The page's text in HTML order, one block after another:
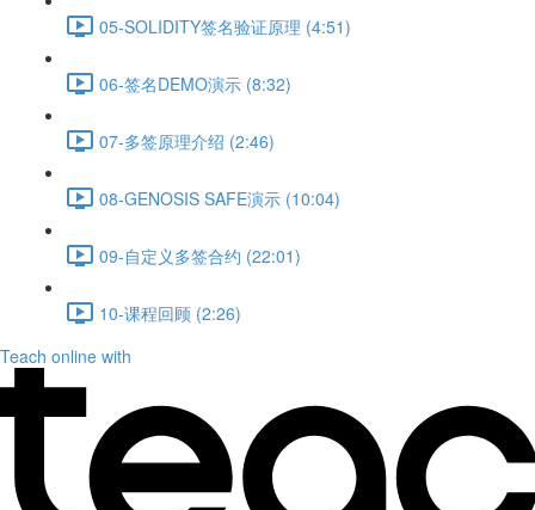
05-SOLIDITY签名验证原理 (4:51)
06-签名DEMO演示 (8:32)
07-多签原理介绍 (2:46)
08-GENOSIS SAFE演示 (10:04)
09-自定义多签合约 (22:01)
10-课程回顾 (2:26)
Teach online with